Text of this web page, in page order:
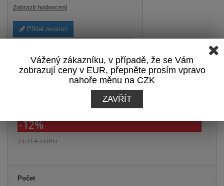
Zobrazit hodnocení
Přidat recenzi
Tisk
s DPH
-12%
23,11 €s DPH
Počet
Vážený zákazníku, v případě, že se Vám
zobrazují ceny v EUR, přepněte prosím vpravo
nahoře měnu na CZK
ZAVŘÍT